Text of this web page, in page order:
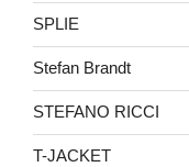
SPLIE
Stefan Brandt
STEFANO RICCI
T-JACKET